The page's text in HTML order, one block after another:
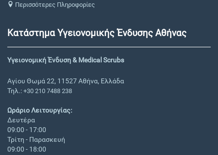
Περισσότερες Πληροφορίες
Κατάστημα Υγειονομικής Ένδυσης Αθήνας
Υγειονομική Ένδυση & Medical Scrubs
Αγίου Θωμά 22, 11527 Αθήνα, Ελλάδα
Τηλ.: +30 210 7488 238
Ωράριο Λειτουργίας:
Δευτέρα
09:00 - 17:00
Τρίτη - Παρασκευή
09:00 - 18:00